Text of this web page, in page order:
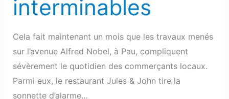
interminables
Cela fait maintenant un mois que les travaux menés
sur l’avenue Alfred Nobel, à Pau, compliquent
sévèrement le quotidien des commerçants locaux.
Parmi eux, le restaurant Jules & John tire la
sonnette d’alarme…